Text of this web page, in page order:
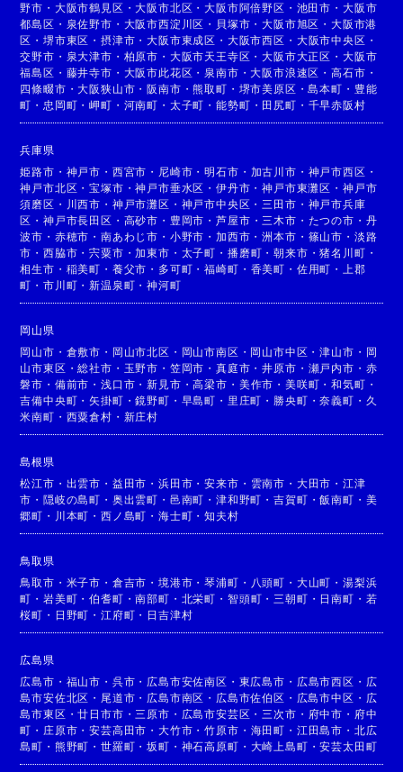
野市 ・ 大阪市鶴見区 ・大阪市北区 ・大阪市阿倍野区 ・ 池田市 ・ 大阪市
都島区 ・ 泉佐野市 ・ 大阪市西淀川区 ・ 貝塚市 ・大阪市旭区 ・大阪市港
区 ・堺市東区 ・摂津市 ・大阪市東成区 ・ 大阪市西区 ・ 大阪市中央区 ・
交野市 ・ 泉大津市 ・ 柏原市 ・ 大阪市天王寺区 ・大阪市大正区 ・ 大阪市
福島区 ・ 藤井寺市 ・ 大阪市此花区 ・ 泉南市 ・大阪市浪速区 ・高石市 ・
四條畷市 ・大阪狭山市 ・阪南市 ・熊取町 ・ 堺市美原区 ・島本町 ・ 豊能
町 ・ 忠岡町 ・岬町 ・ 河南町 ・ 太子町 ・能勢町 ・ 田尻町 ・ 千早赤阪村
兵庫県
姫路市 ・ 神戸市 ・ 西宮市 ・ 尼崎市 ・明石市 ・ 加古川市 ・ 神戸市西区 ・
神戸市北区 ・宝塚市 ・神戸市垂水区 ・伊丹市 ・神戸市東灘区 ・ 神戸市
須磨区 ・ 川西市 ・ 神戸市灘区 ・ 神戸市中央区 ・ 三田市 ・ 神戸市兵庫
区 ・神戸市長田区 ・ 高砂市 ・ 豊岡市 ・芦屋市 ・ 三木市 ・ たつの市 ・ 丹
波市 ・ 赤穂市 ・南あわじ市 ・ 小野市 ・加西市 ・洲本市 ・ 篠山市 ・ 淡路
市 ・西脇市 ・宍粟市 ・加東市 ・ 太子町 ・ 播磨町 ・朝来市 ・猪名川町 ・
相生市 ・ 稲美町 ・ 養父市 ・ 多可町 ・福崎町 ・ 香美町 ・ 佐用町 ・
上郡
町 ・市川町 ・新温泉町 ・神河町
岡山県
岡山市 ・ 倉敷市 ・ 岡山市北区 ・ 岡山市南区 ・ 岡山市中区 ・津山市 ・ 岡
山市東区 ・総社市 ・ 玉野市 ・ 笠岡市 ・真庭市 ・井原市 ・ 瀬戸内市 ・ 赤
磐市 ・ 備前市 ・浅口市 ・新見市 ・高梁市 ・ 美作市 ・ 美咲町 ・和気町 ・
吉備中央町 ・矢掛町 ・鏡野町 ・ 早島町 ・ 里庄町 ・ 勝央町 ・奈義町 ・ 久
米南町 ・ 西粟倉村 ・ 新庄村
島根県
松江市 ・ 出雲市 ・ 益田市 ・浜田市 ・安来市 ・ 雲南市 ・ 大田市 ・ 江津
市 ・隠岐の島町 ・ 奥出雲町 ・ 邑南町 ・津和野町 ・吉賀町 ・飯南町 ・ 美
郷町 ・ 川本町 ・西ノ島町 ・海士町 ・知夫村
鳥取県
鳥取市 ・ 米子市 ・ 倉吉市 ・境港市 ・琴浦町 ・ 八頭町 ・ 大山町 ・ 湯梨浜
町 ・岩美町 ・伯耆町 ・南部町 ・ 北栄町 ・ 智頭町 ・ 三朝町 ・ 日南町 ・ 若
桜町 ・ 日野町 ・江府町 ・ 日吉津村
広島県
広島市 ・ 福山市 ・ 呉市 ・ 広島市安佐南区 ・ 東広島市 ・ 広島市西区 ・ 広
島市安佐北区 ・ 尾道市 ・ 広島市南区 ・ 広島市佐伯区 ・ 広島市中区 ・ 広
島市東区 ・廿日市市 ・ 三原市 ・ 広島市安芸区 ・ 三次市 ・ 府中市 ・ 府中
町 ・ 庄原市 ・安芸高田市 ・大竹市 ・竹原市 ・ 海田町 ・ 江田島市 ・ 北広
島町 ・ 熊野町 ・世羅町 ・坂町 ・ 神石高原町 ・ 大崎上島町 ・安芸太田町